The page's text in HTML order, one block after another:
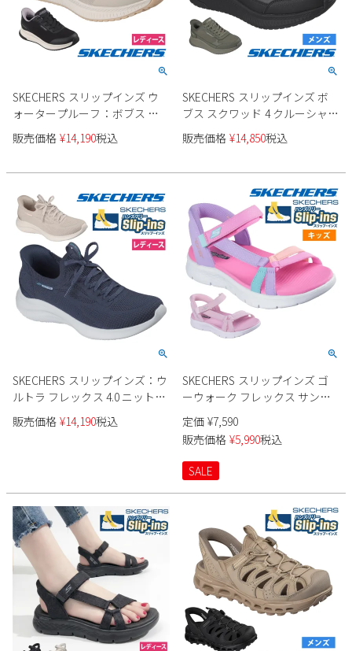
SKECHERS スリップインズ ウ
ォータープルーフ：ボブス ス
クワッド 4 防水 117744
販売価格 ¥14,190税込
SKECHERS スリップインズ ボ
ブス スクワッド 4 クルーシャル
ステップ 防水 118416 メンズ
販売価格 ¥14,850税込
SKECHERS スリップインズ：ウ
ルトラ フレックス 4.0 ニット素
材 150801 レディース
販売価格 ¥14,190税込
SKECHERS スリップインズ ゴ
ーウォーク フレックス サンダ
ル 303028L キッズ
定価 ¥7,590
販売価格 ¥5,990税込
SALE